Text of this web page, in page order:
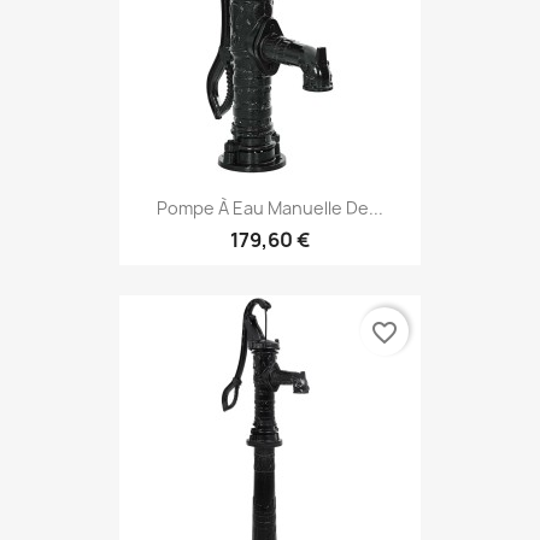
Pompe À Eau Manuelle De...
179,60 €
favorite_border